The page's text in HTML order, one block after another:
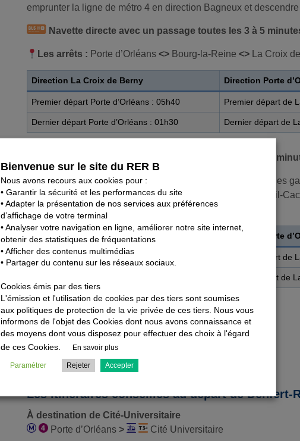
emprunter la ligne de métro 4 en direction Bagneux et descendre
Navette directe avec un passage toutes les 3 à 5
Les arrêts : Porte d’Orléans<> Bourg-la-Reine<> La Croix
Direction La Croix de Berny Direction Porte
Premier départ Porte d’Orléans : 05h40 Premier départ de
Dernier départ Porte d’Orléans : 01h30 Dernier départ de
Navette omnibus avec un passage toutes les 3 à 5
Les arrêts :Porte d’Orléans
Vache Noire (arrêt entre les
<> Grange Ory (arrêt à 4 min. de marche de la gare d’Arcueil-
Bourg-la-Reine
Direction Bourg-la-Reine Direction Porte
Premier départ Porte d’Orléans : 05h40 Premier départ de
Dernier départ de
Les lignes de bus régulières renforcées
Les bus seront renforcés.
Les itinéraires conseillés au départ de Denfert-
À destination de Cité-Universitaire
Porte d’Orléans > Cité Universitaire
Bienvenue sur le site du RER B
Nous avons recours aux cookies pour :
• Garantir la sécurité et les performances du site
• Adapter la présentation de nos services aux préférences
d’affichage de votre terminal
• Analyser votre navigation en ligne, améliorer notre site internet,
obtenir des statistiques de fréquentations
• Afficher des contenus multimédias
• Partager du contenu sur les réseaux sociaux.
Cookies émis par des tiers
L'émission et l'utilisation de cookies par des tiers sont soumises
aux politiques de protection de la vie privée de ces tiers. Nous vous
informons de l'objet des Cookies dont nous avons connaissance et
des moyens dont vous disposez pour effectuer des choix à l'égard
de ces Cookies.
En savoir plus
Paramétrer Rejeter Accepter